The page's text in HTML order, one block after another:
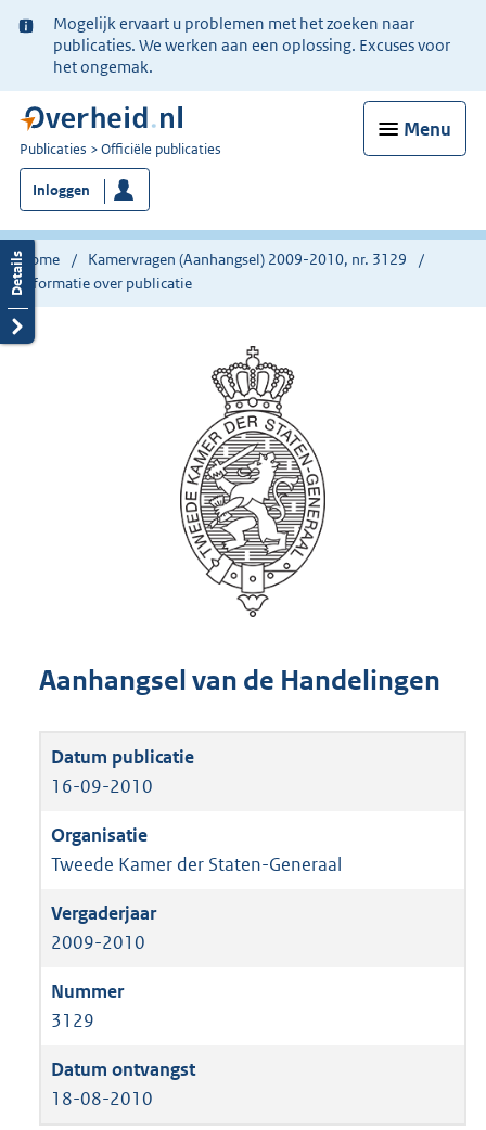
Ter
informatie:
Mogelijk ervaart u problemen met het zoeken naar
publicaties. We werken aan een oplossing. Excuses voor
het ongemak.
Menu
U
bent
nu
hier:
Publicaties Officiële publicaties
Inloggen
Home
Kamervragen (Aanhangsel) 2009-2010, nr. 3129
Informatie over publicatie
Aanhangsel van de Handelingen
16-09-2010
Tweede Kamer der Staten-Generaal
2009-2010
3129
18-08-2010